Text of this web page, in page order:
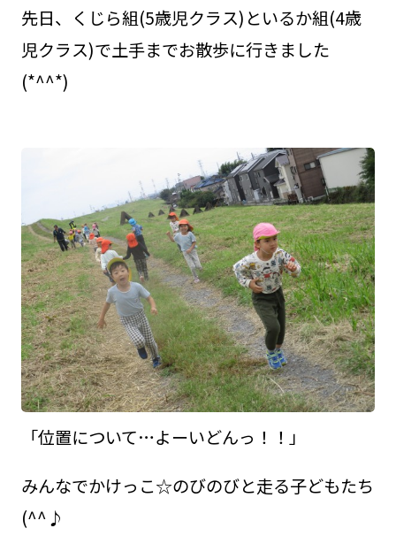
先日、くじら組(5歳児クラス)といるか組(4歳
児クラス)で土手までお散歩に行きました
(*^^*)
「位置について…よーいどんっ！！」
みんなでかけっこ☆のびのびと走る子どもたち
(^^♪